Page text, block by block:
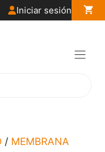
Iniciar sesión
/ MEMBRANA